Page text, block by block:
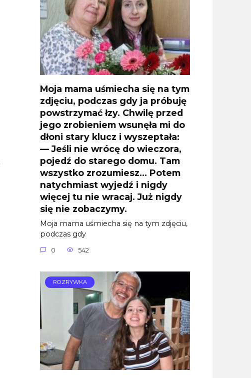
Moja mama uśmiecha się na tym
zdjęciu, podczas gdy ja próbuję
powstrzymać łzy. Chwilę przed
jego zrobieniem wsunęła mi do
dłoni stary klucz i wyszeptała:
— Jeśli nie wrócę do wieczora,
pojedź do starego domu. Tam
wszystko zrozumiesz… Potem
natychmiast wyjedź i nigdy
więcej tu nie wracaj. Już nigdy
się nie zobaczymy.
Moja mama uśmiecha się na tym zdjęciu,
podczas gdy
0 542
ROZRYWKA